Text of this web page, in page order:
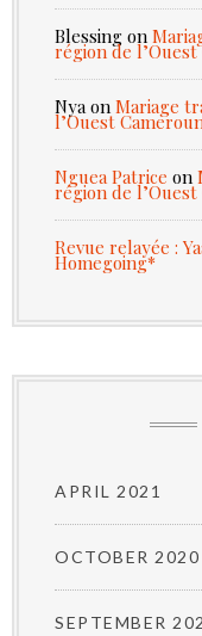
Blessing on
région de
Nya on Mariage
l’Ouest
Nguea Patrice on
région de
Revue relayée :
Homegoing*
APRIL 2021
OCTOBER 2020
SEPTEMBER